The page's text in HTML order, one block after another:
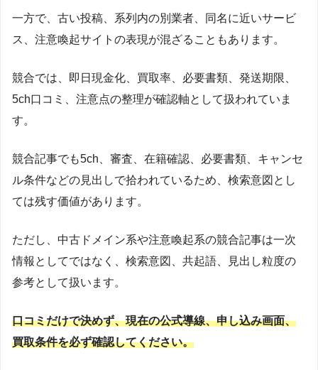
一方で、古い投稿、系列内の別業者、同名に近いサービ
ス、注意喚起サイトの表現が混ざることもあります。
競合では、即日現金化、買取率、必要書類、発送期限、
5ch口コミ、注意点の整理が確認軸として扱われていま
す。
競合記事でも5ch、審査、在籍確認、必要書類、キャンセ
ル条件などの見出しで拾われているため、検索意図とし
ては残す価値があります。
ただし、中古ドメイン系や注意喚起系の競合記事は一次
情報としてではなく、検索意図、共起語、見出し粒度の
参考として扱います。
口コミだけで決めず、現在の公式導線、申し込み画面、
買取条件を必ず確認してください。